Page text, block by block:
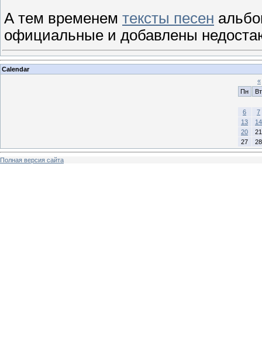
А тем временем тексты песен
официальные и добавлены
Calendar
«
Пн
Вт
6
7
13
14
20
21
27
28
Полная версия сайта